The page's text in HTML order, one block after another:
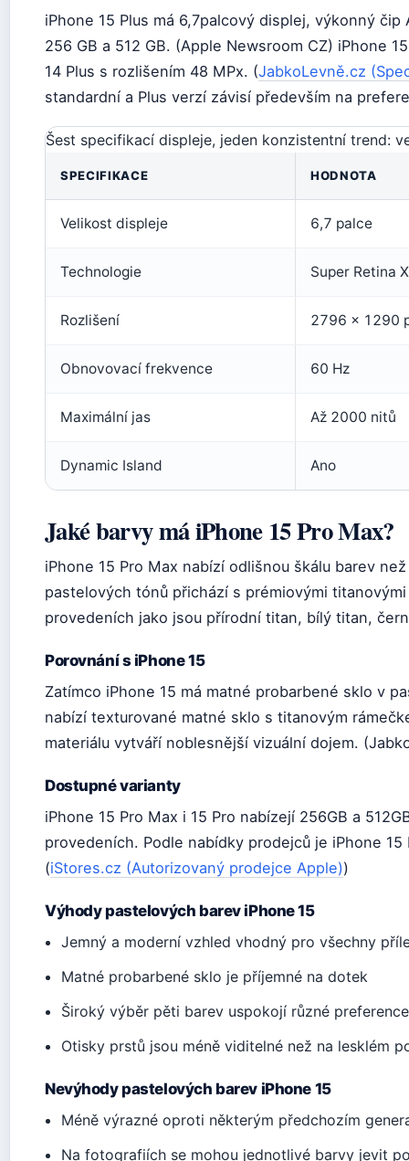
iPhone 15 Plus má 6,7palcový displej, výkonný
256 GB a 512 GB. (Apple Newsroom CZ) iPhone
14 Plus s rozlišením 48 MPx. (JabkoLevně.cz
standardní a Plus verzí závisí především na
Šest specifikací displeje, jeden konzistentní trend:
SPECIFIKACE HODNOTA
Velikost displeje 6,7 palce
Technologie Super Retina
Rozlišení 2796 × 1290
Obnovovací frekvence 60 Hz
Maximální jas Až 2000 nitů
Dynamic Island Ano
Jaké barvy má iPhone 15 Pro Max?
iPhone 15 Pro Max nabízí odlišnou škálu barev
pastelových tónů přichází s prémiovými
provedeních jako jsou přírodní titan, bílý titan,
Porovnání s iPhone 15
Zatímco iPhone 15 má matné probarbené sklo v
nabízí texturované matné sklo s titanovým
materiálu vytváří noblesnější vizuální dojem.
Dostupné varianty
iPhone 15 Pro Max i 15 Pro nabízejí 256GB a
provedeních. Podle nabídky prodejců je iPhone
(iStores.cz (Autorizovaný prodejce Apple))
Výhody pastelových barev iPhone 15
Jemný a moderní vzhled vhodný pro všechny
Matné probarbené sklo je příjemné na dotek
Široký výběr pěti barev uspokojí různé preference
Otisky prstů jsou méně viditelné než na lesklém
Nevýhody pastelových barev iPhone 15
Méně výrazné oproti některým předchozím
Na fotografiích se mohou jednotlivé barvy jevit